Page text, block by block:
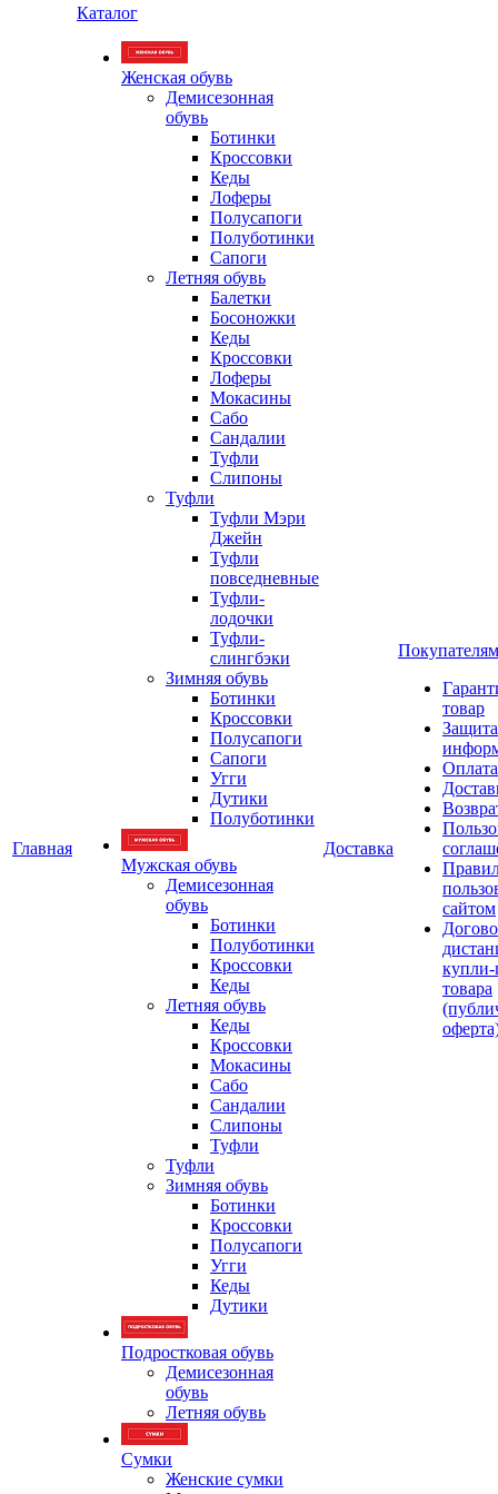
Главная
Каталог
Женская обувь
Демисезонная
обувь
Ботинки
Кроссовки
Кеды
Лоферы
Полусапоги
Полуботинки
Сапоги
Летняя обувь
Балетки
Босоножки
Кеды
Кроссовки
Лоферы
Мокасины
Сабо
Сандалии
Туфли
Слипоны
Туфли
Туфли Мэри
Джейн
Туфли
повседневные
Туфли-
лодочки
Туфли-
слингбэки
Зимняя обувь
Ботинки
Кроссовки
Полусапоги
Сапоги
Угги
Дутики
Полуботинки
Мужская обувь
Демисезонная
обувь
Ботинки
Полуботинки
Кроссовки
Кеды
Летняя обувь
Кеды
Кроссовки
Мокасины
Сабо
Сандалии
Слипоны
Туфли
Туфли
Зимняя обувь
Ботинки
Кроссовки
Полусапоги
Угги
Кеды
Дутики
Подростковая обувь
Демисезонная
обувь
Летняя обувь
Сумки
Женские сумки
Доставка
Покупателям
товар
Защита
Оплата
сайтом
товара